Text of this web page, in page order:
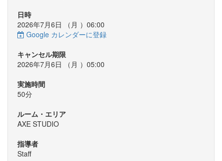
日時
2026年7月6日 （ 月 ）06:00
Google カレンダーに登録
キャンセル期限
2026年7月6日 （ 月 ）05:00
実施時間
50分
ルーム・エリア
AXE STUDIO
指導者
Staff